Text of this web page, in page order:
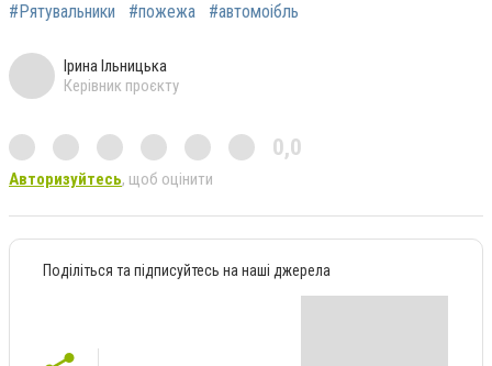
#Рятувальники
#пожежа #автомоібль
Ірина Ільницька
Керівник проєкту
0,0
Авторизуйтесь, щоб оцінити
Поділіться та підписуйтесь на наші джерела